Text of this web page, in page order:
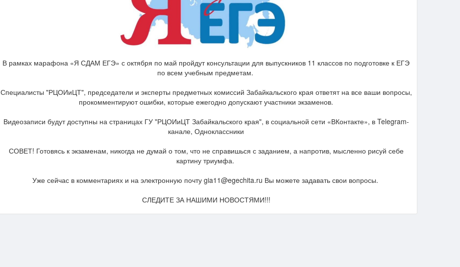
В рамках марафона «Я СДАМ ЕГЭ» с октября по май пройдут консультации для выпускников 11 классов по подготовке к ЕГЭ
по всем учебным предметам.
Специалисты "РЦОИиЦТ", председатели и эксперты предметных комиссий Забайкальского края ответят на все ваши вопросы,
прокомментируют ошибки, которые ежегодно допускают участники экзаменов.
Видеозаписи будут доступны на страницах ГУ "РЦОИиЦТ Забайкальского края", в социальной сети «ВКонтакте», в Telegram-
канале, Одноклассники
СОВЕТ! Готовясь к экзаменам, никогда не думай о том, что не справишься с заданием, а напротив, мысленно рисуй себе
картину триумфа.
Уже сейчас в комментариях и на электронную почту gia11@egechita.ru Вы можете задавать свои вопросы.
СЛЕДИТЕ ЗА НАШИМИ НОВОСТЯМИ!!!